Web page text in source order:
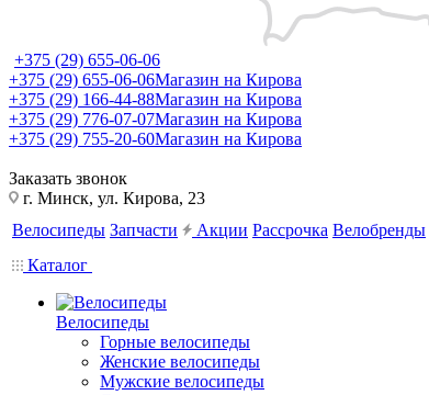
+375 (29) 655-06-06
+375 (29) 655-06-06Магазин на Кирова
+375 (29) 166-44-88Магазин на Кирова
+375 (29) 776-07-07Магазин на Кирова
+375 (29) 755-20-60Магазин на Кирова
Заказать звонок
г. Минск, ул. Кирова, 23
Велосипеды Запчасти Акции Рассрочка Велобренды
Каталог
Велосипеды
Горные велосипеды
Женские велосипеды
Мужские велосипеды